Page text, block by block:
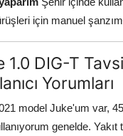
için manuel
1.0 DIG-T
Yorumları
model Juke'um var,
genelde.